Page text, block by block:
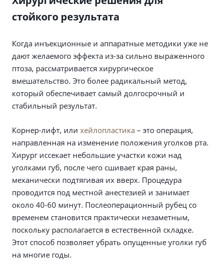
стойкого результата
Когда инъекционные и аппаратные методики уже не
дают желаемого эффекта из-за сильно выраженного
птоза, рассматривается хирургическое
вмешательство. Это более радикальный метод,
который обеспечивает самый долгосрочный и
стабильный результат.
Корнер-лифт, или хейлопластика – это операция,
направленная на изменение положения уголков рта.
Хирург иссекает небольшие участки кожи над
уголками губ, после чего сшивает края раны,
механически подтягивая их вверх. Процедура
проводится под местной анестезией и занимает
около 40-60 минут. Послеоперационный рубец со
временем становится практически незаметным,
поскольку располагается в естественной складке.
Этот способ позволяет убрать опущенные уголки губ
на многие годы.